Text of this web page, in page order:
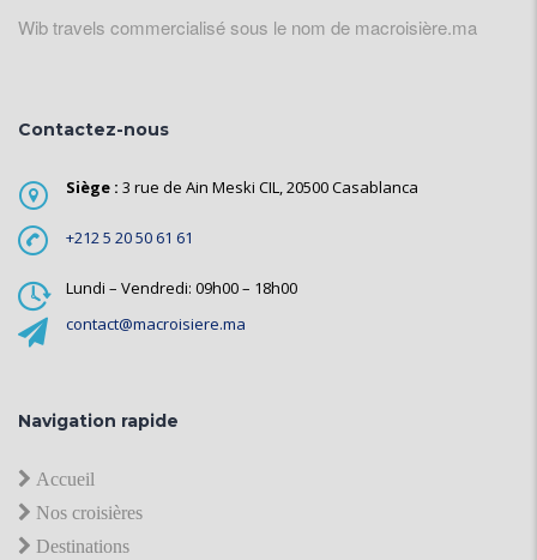
Wib travels commercialisé sous le nom de macroisière.ma
Contactez-nous
Siège : 3 rue de Ain Meski CIL, 20500 Casablanca
+212 5 20 50 61 61
Lundi – Vendredi: 09h00 – 18h00
contact@macroisiere.ma
Navigation rapide
Accueil
Nos croisières
Destinations